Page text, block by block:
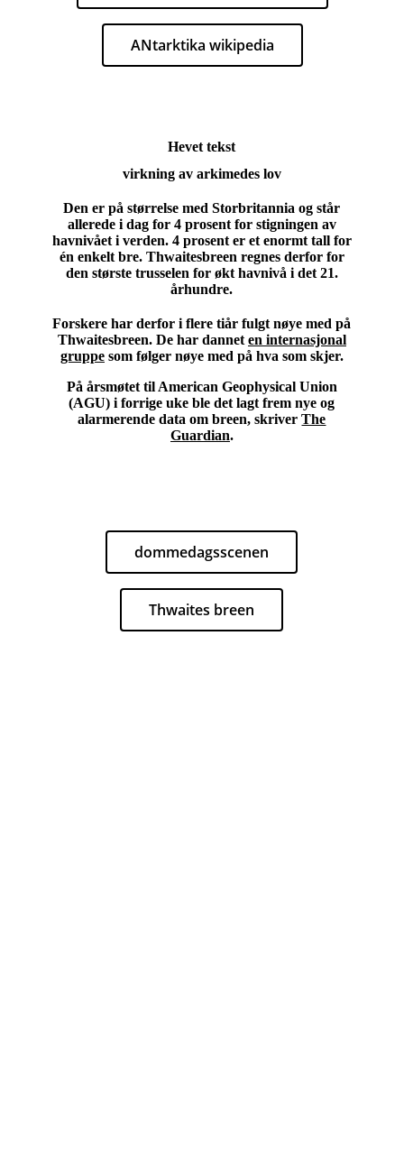
ANtarktika wikipedia
Hevet tekst
virkning av arkimedes lov
Den er på størrelse med Storbritannia og står
allerede i dag for 4 prosent for stigningen av
havnivået i verden. 4 prosent er et enormt tall for
én enkelt bre. Thwaitesbreen regnes derfor for
den største trusselen for økt havnivå i det 21.
århundre.
Forskere har derfor i flere tiår fulgt nøye med på
Thwaitesbreen. De har dannet en internasjonal
gruppesom følger nøye med på hva som skjer.
På årsmøtet til American Geophysical Union
(AGU) i forrige uke ble det lagt frem nye og
alarmerende data om breen, skriverThe
Guardian.
dommedagsscenen
Thwaites breen